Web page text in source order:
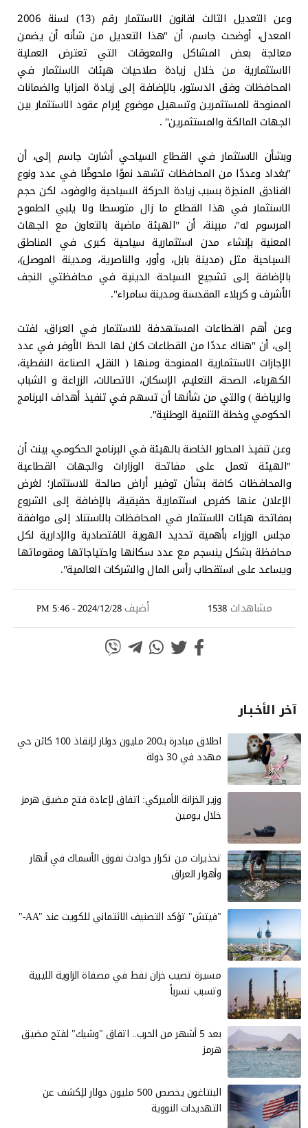
وعن التعديل الثالث لقانون الاستثمار رقم (13) لسنة 2006
المعدل، أوضحت جاسم، أن "هذا التعديل من شأنه أن يضمن
معالجة بعض المشاكل والمعوقات التي تعترض العملية
الاستثمارية من خلال زيادة صلاحيات هيئات الاستثمار في
المحافظات وفق الدستور، بالإضافة إلى زيادة المزايا والضمانات
الممنوحة للمستثمرين وتسهيل موضوع إبرام عقود الاستثمار بين
الجهات المالكة والمستثمرين" .
وبشأن الاستثمار في القطاع السياحي أشارت جاسم إلى، أن
"بغداد وعددًا من المحافظات تشهد نموًا ملحوظًا في عدد ونوع
الفنادق المنجزة بسبب زيادة الحركة السياحية والوفود، لكن حجم
الاستثمار في هذا القطاع ما زال متوسطا ولا يلبي الطموح
المرسوم له"، مبينة، أن "الهيئة ماضية بالتعاون مع الجهات
المعنية بإنشاء مدن استثمارية سياحية كبرى في المناطق
السياحية مثل (مدينة بابل، وأور، والناصرية، ومدينة الموصل)،
بالإضافة إلى تشجيع السياحة الدينية في محافظتي النجف
الأشرف و كربلاء المقدسة ومدينة سامراء".
وعن أهم القطاعات المستهدفة للاستثمار في العراق، لفتت
إلى، أن "هناك عددًا من القطاعات كان لها الحظ الأوفر في عدد
الإجازات الاستثمارية الممنوحة ومنها ( النقل، الصناعة النفطية،
الكهرباء، الصحة، التعليم، الإسكان، الاتصالات، الزراعة و الشباب
والرياضة ) والتي من شأنها أن تسهم في تنفيذ أهداف البرنامج
الحكومي وخطة التنمية الوطنية".
وعن تنفيذ المحاور الخاصة بالهيئة في البرنامج الحكومي، بينت أن
"الهيئة تعمل على مفاتحة الوزارات والجهات القطاعية
والمحافظات كافة بشأن توفير أراض صالحة للاستثمار؛ لغرض
الإعلان عنها كفرص استثمارية حقيقية، بالإضافة إلى الشروع
بمفاتحة هيئات الاستثمار في المحافظات بالاستناد إلى موافقة
مجلس الوزراء بأهمية تحديد الهوية الاقتصادية والإدارية لكل
محافظة بشكل ينسجم مع عدد سكانها واحتياجاتها ومقوماتها
ويساعد على استقطاب رأس المال والشركات العالمية".
مشاهدات 1538 أضيف2024/12/28 - 5:46 PM
آخر الأخـبـار
اطلاق مبادرة بـ200 مليون دولار لإنقاذ 100 كائن حي
مهدد في 30 دولة
وزير الخزانة الأميركي: اتفاق لإعادة فتح مضيق هرمز
خلال يومين
تحذيرات من تكرار حوادث نفوق الأسماك في أنهار
وأهوار العراق
"فيتش" تؤكد التصنيف الائتماني للكويت عند "AA-"
مسيرة تصيب خزان نفط في مصفاة الزاوية الليبية
وتسبب تسرباً
بعد 5 أشهر من الحرب.. اتفاق "وشيك" لفتح مضيق
هرمز
البنتاغون يخصص 500 مليون دولار للِكشف عن
التهديدات النووية